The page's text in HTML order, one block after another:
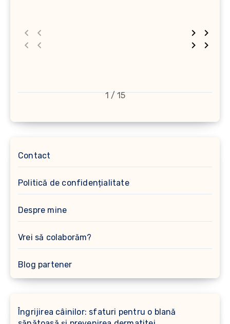
1 / 15
Contact
Politică de confidențialitate
Despre mine
Vrei să colaborăm?
Blog partener
Îngrijirea câinilor: sfaturi pentru o blană